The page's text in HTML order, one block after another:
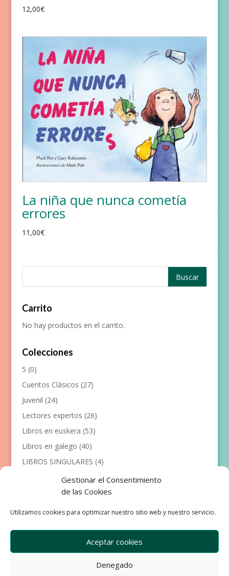
Gestionar el Consentimiento
de las Cookies
Utilizamos cookies para optimizar nuestro sitio web y nuestro servicio.
Aceptar cookies
Denegado
12,00€
La niña que nunca cometía
errores
11,00€
Carrito
No hay productos en el carrito.
Colecciones
5 (0)
Cuentos Clásicos (27)
Juvenil (24)
Lectores expertos (26)
Libros en euskera (53)
Libros en galego (40)
LIBROS SINGULARES (4)
Llibres en català (117)
Manualidades (53)
Primeros lectores
(101)
Aviso Legal